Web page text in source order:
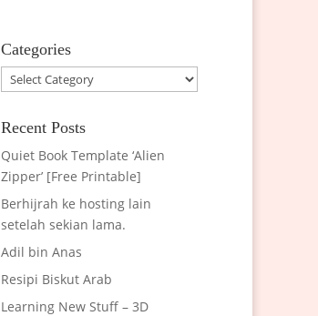
Categories
Categories
Recent Posts
Quiet Book Template ‘Alien
Zipper’ [Free Printable]
Berhijrah ke hosting lain
setelah sekian lama.
Adil bin Anas
Resipi Biskut Arab
Learning New Stuff – 3D